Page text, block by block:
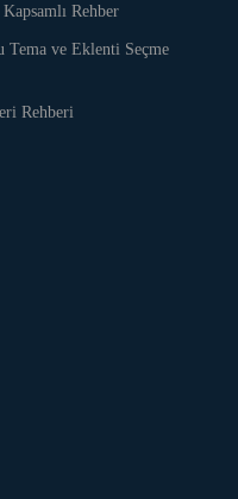
Rehber
Tema ve Eklenti Seçme
Rehberi